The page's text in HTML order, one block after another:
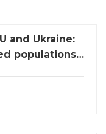
and Ukraine:
populations,